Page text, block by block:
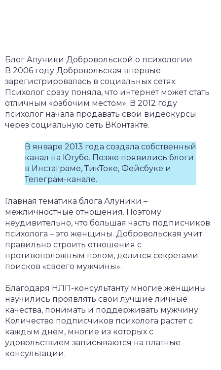
Блог Алуники Добровольской о психологии
В 2006 году Добровольская впервые
зарегистрировалась в социальных сетях.
Психолог сразу поняла, что интернет может стать
отличным «рабочим местом». В 2012 году
психолог начала продавать свои видеокурсы
через социальную сеть ВКонтакте.
В январе 2013 года создала собственный
канал на Ютубе. Позже появились блоги
в Инстаграме, ТикТоке, Фейсбуке и
Телеграм-канале.
Главная тематика блога Алуники –
межличностные отношения. Поэтому
неудивительно, что большая часть подписчиков
психолога – это женщины. Добровольская учит
правильно строить отношения с
противоположным полом, делится секретами
поисков «своего мужчины».
Благодаря НЛП-консультанту многие женщины
научились проявлять свои лучшие личные
качества, понимать и поддерживать мужчину.
Количество подписчиков психолога растет с
каждым днем, многие из которых с
удовольствием записываются на платные
консультации.